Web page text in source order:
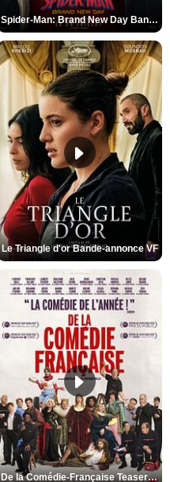
Spider-Man: Brand New Day Bande-annonce VO STFR
Le Triangle d'or Bande-annonce VF
De la Comédie-Française Teaser VF